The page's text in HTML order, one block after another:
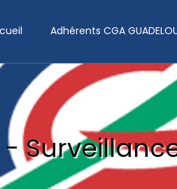
Adhérents CGA
-